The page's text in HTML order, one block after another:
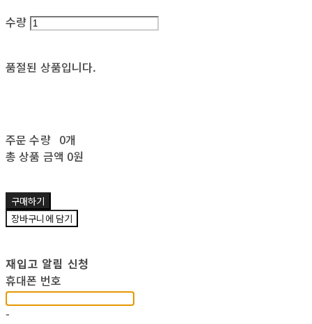
수량
품절된 상품입니다.
주문 수량 0개
총 상품 금액 0원
구매하기
장바구니에 담기
재입고 알림 신청
휴대폰 번호
-